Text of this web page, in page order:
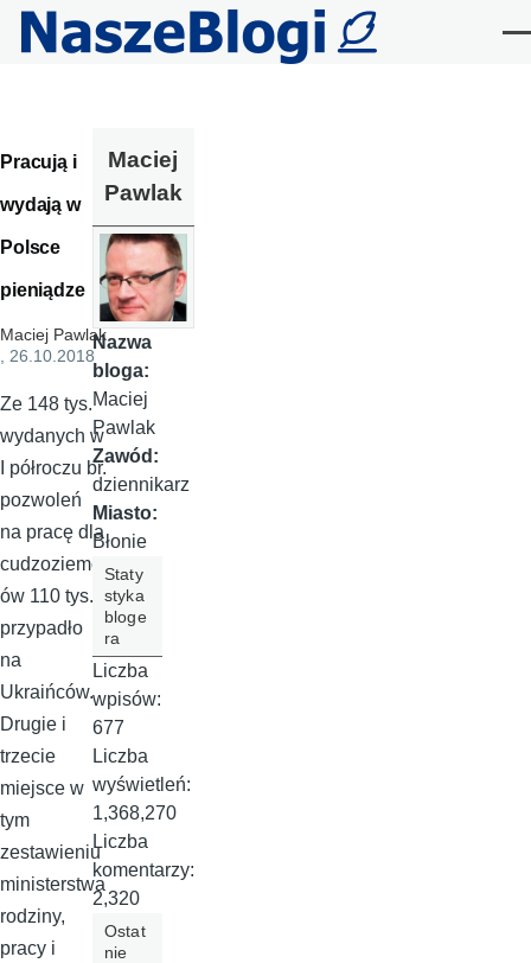
Przejdź do treści
Pracują i
wydają w
Polsce
pieniądze
Maciej Pawlak
, 26.10.2018
Ze 148 tys.
wydanych w
I półroczu br.
pozwoleń
na pracę dla
cudzoziemc
ów 110 tys.
przypadło
na
Ukraińców.
Drugie i
trzecie
miejsce w
tym
zestawieniu
ministerstwa
rodziny,
pracy i
Maciej
Pawlak
Nazwa
bloga:
Maciej
Pawlak
Zawód:
dziennikarz
Miasto:
Błonie
Staty
styka
bloge
ra
Liczba
wpisów:
677
Liczba
wyświetleń:
1,368,270
Liczba
komentarzy:
2,320
Ostat
nie